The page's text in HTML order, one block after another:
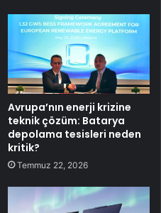
Avrupa’nın enerji krizine
teknik çözüm: Batarya
depolama tesisleri neden
kritik?
Temmuz 22, 2026